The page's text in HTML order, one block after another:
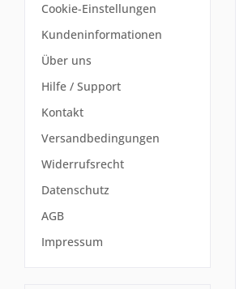
Cookie-Einstellungen
Kundeninformationen
Über uns
Hilfe / Support
Kontakt
Versandbedingungen
Widerrufsrecht
Datenschutz
AGB
Impressum